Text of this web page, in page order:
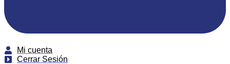
Mi cuenta
Cerrar Sesión